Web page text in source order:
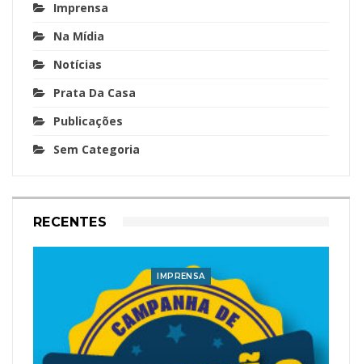
Imprensa
Na Mídia
Notícias
Prata Da Casa
Publicações
Sem Categoria
RECENTES
IMPRENSA